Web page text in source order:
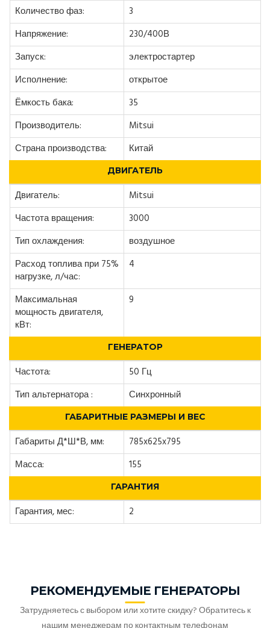
Количество фаз:
3
Напряжение:
230/400В
Запуск:
электростартер
Исполнение:
открытое
Ёмкость бака:
35
Производитель:
Mitsui
Страна производства:
Китай
ДВИГАТЕЛЬ
Двигатель:
Mitsui
Частота вращения:
3000
Тип охлаждения:
воздушное
Расход топлива при 75%
нагрузке, л/час:
4
Максимальная
мощность двигателя,
кВт:
9
ГЕНЕРАТОР
Частота:
50 Гц
Тип альтернатора :
Синхронный
ГАБАРИТНЫЕ РАЗМЕРЫ И ВЕС
Габариты Д*Ш*В, мм:
785x625x795
Масса:
155
ГАРАНТИЯ
Гарантия, мес: 2
РЕКОМЕНДУЕМЫЕ ГЕНЕРАТОРЫ
Затрудняетесь с выбором или хотите скидку? Обратитесь к